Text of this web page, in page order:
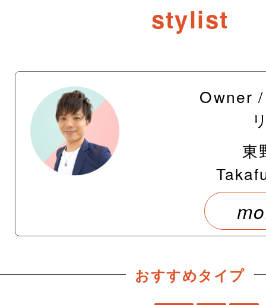
stylist
Owner
東
おすすめタイプ